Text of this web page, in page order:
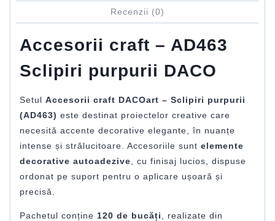
Recenzii (0)
Accesorii craft – AD463
Sclipiri purpurii DACO
Setul Accesorii craft DACOart – Sclipiri purpurii
(AD463) este destinat proiectelor creative care
necesită accente decorative elegante, în nuanțe
intense și strălucitoare. Accesoriile sunt elemente
decorative autoadezive , cu finisaj lucios, dispuse
ordonat pe suport pentru o aplicare ușoară și
precisă.
Pachetul conține 120 de bucăți
, realizate din